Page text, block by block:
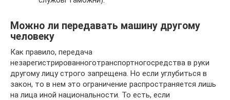
Можно ли передавать машину другому
человеку
Как правило, передача
незарегистрированноготранспортногосредства в руки
другому лицу строго запрещена. Но если углубиться в
закон, то в нем это ограничение распространяется лишь
на лица иной национальности. То есть, если